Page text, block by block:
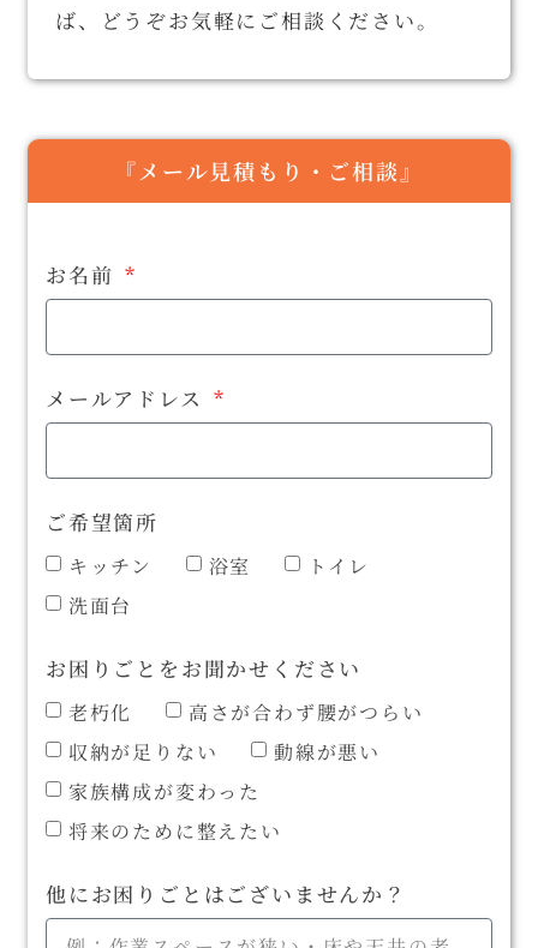
ば、どうぞお気軽にご相談ください。
『メール見積もり・ご相談』
お名前
メールアドレス
ご希望箇所
キッチン 浴室
トイレ
洗面台
お困りごとをお聞かせください
老朽化
高さが合わず腰がつらい
収納が足りない
動線が悪い
家族構成が変わった
将来のために整えたい
他にお困りごとはございませんか？